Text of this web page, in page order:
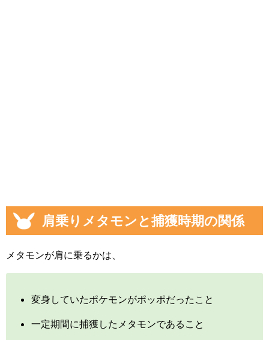
肩乗りメタモンと捕獲時期の関係
メタモンが肩に乗るかは、
変身していたポケモンがポッポだったこと
一定期間に捕獲したメタモンであること